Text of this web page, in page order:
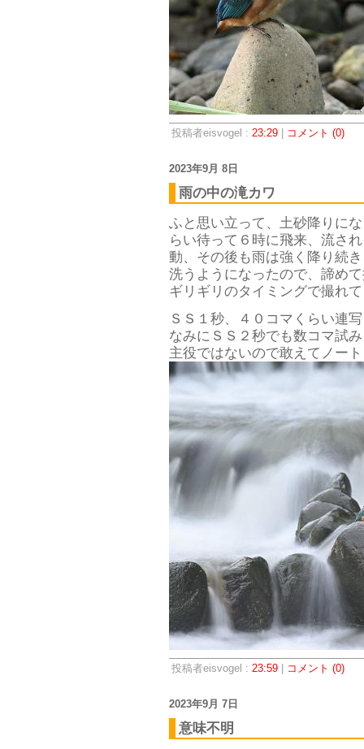
投稿者eisvogel : 23:29| コメント (0)
2023年9月 8日
雨の中の滝カワ
ふと思い立って、土砂降りに
らい待って６時に飛来、流さ
動、その後も雨は強く降り続
洗うようになったので、諦め
ギリギリのタイミングで撮れ
ＳＳ１秒、４０コマくらい連
なみにＳＳ２秒でも数コマ試
主役ではないので敢えてノー
投稿者eisvogel : 23:59| コメント (0)
2023年9月 7日
意味不明